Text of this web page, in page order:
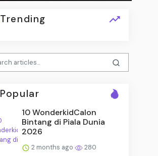
Trending
Popular
10 WonderkidCalon
Bintang di Piala Dunia
2026
2 months ago 280